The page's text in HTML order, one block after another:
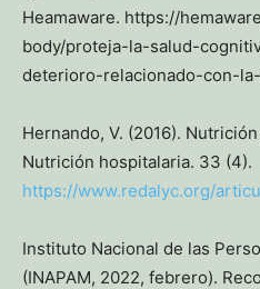
Heamaware. https://
body/proteja-la-salud-
deterioro-relacionado-con-
Hernando, V. (2016).
Nutrición hospitalaria. 33 (4).
https://www.redalyc.org/
Instituto Nacional de las
(INAPAM, 2022, febrero).